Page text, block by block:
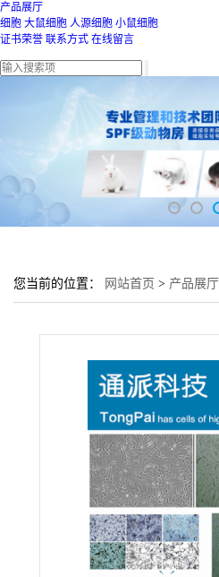
产品展厅
细胞 大鼠细胞 人源细胞 小鼠细胞
证书荣誉 联系方式 在线留言
您当前的位置： 网站首页 > 产品展厅